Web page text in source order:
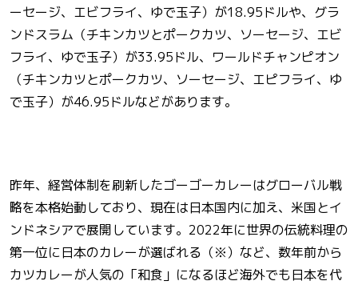
ーセージ、エビフライ、ゆで玉子）が18.95ドルや、グラ
ンドスラム（チキンカツとポークカツ、ソーセージ、エビ
フライ、ゆで玉子）が33.95ドル、ワールドチャンピオン
（チキンカツとポークカツ、ソーセージ、エピフライ、ゆ
で玉子）が46.95ドルなどがあります。
昨年、経営体制を刷新したゴーゴーカレーはグローバル戦
略を本格始動しており、現在は日本国内に加え、米国とイ
ンドネシアで展開しています。2022年に世界の伝統料理の
第一位に日本のカレーが選ばれる（※）など、数年前から
カツカレーが人気の「和食」になるほど海外でも日本を代